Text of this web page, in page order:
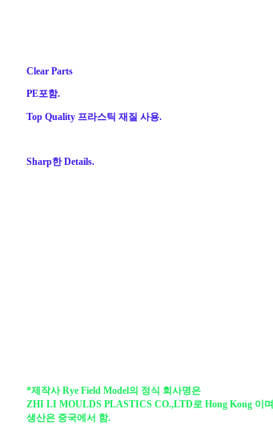
Clear Parts
PE포함.
Top Quality 프라스틱 재질 사용.
Sharp한 Details.
*제작사 Rye Field Model의 정식 회사명은
ZHI LI MOULDS PLASTICS CO.,LTD로 Hong Kong 이며
생산은 중국에서 함.